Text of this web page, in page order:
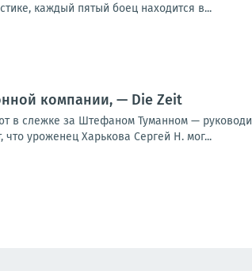
каждый пятый боец находится в...
компании, — Die Zeit
в слежке за Штефаном Туманном —
что уроженец Харькова Сергей Н. мог...